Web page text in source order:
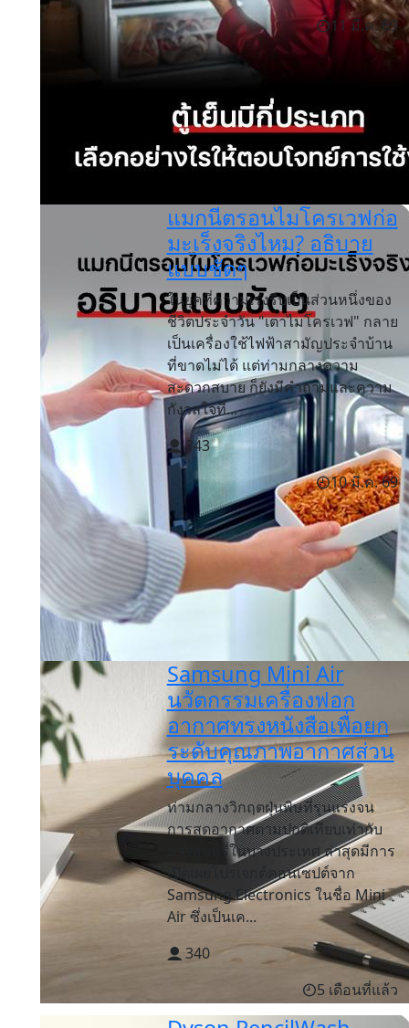
11 มี.ค. 69
แมกนีตรอนไมโครเวฟก่อ
มะเร็งจริงไหม? อธิบาย
แบบชัดๆ
ในยุคที่ความเร่งรีบเป็นส่วนหนึ่งของ
ชีวิตประจำวัน "เตาไมโครเวฟ" กลาย
เป็นเครื่องใช้ไฟฟ้าสามัญประจำบ้าน
ที่ขาดไม่ได้ แต่ท่ามกลางความ
สะดวกสบาย ก็ยังมีคำถามและความ
กังวลใจที่...
343
10 มี.ค. 69
Samsung Mini Air
นวัตกรรมเครื่องฟอก
อากาศทรงหนังสือเพื่อยก
ระดับคุณภาพอากาศส่วน
บุคคล
ท่ามกลางวิกฤตฝุ่นพิษที่รุนแรงจน
การสูดอากาศตามปกติเทียบเท่ากับ
การสูบหรี่ในบางประเทศ ล่าสุดมีการ
เปิดเผยโปรเจกต์คอนเซปต์จาก
Samsung Electronics ในชื่อ Mini
Air ซึ่งเป็นเค...
340
5 เดือนที่แล้ว